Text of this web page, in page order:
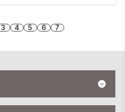
3 4 5 6 7